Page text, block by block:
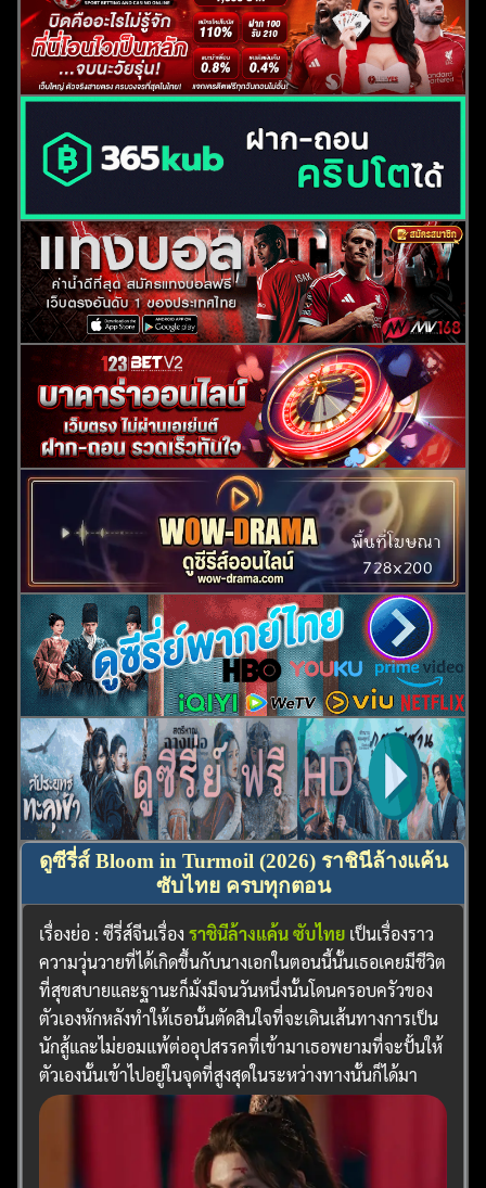
ค้นหา
สำหรับ:
ดูซีรี่ส์ Bloom in Turmoil (2026) ราชินีล้างแค้น
ซับไทย ครบทุกตอน
เรื่องย่อ : ซีรี่ส์จีนเรื่องราชินีล้างแค้น ซับไทย เป็นเรื่องราว
ความวุ่นวายที่ได้เกิดขึ้นกับนางเอกในตอนนี้นั้นเธอเคยมีชีวิต
ที่สุขสบายและฐานะก็มั่งมีจนวันหนึ่งนั้นโดนครอบครัวของ
ตัวเองหักหลังทำให้เธอนั้นตัดสินใจที่จะเดินเส้นทางการเป็น
นักสู้และไม่ยอมแพ้ต่ออุปสรรคที่เข้ามาเธอพยามที่จะปั้นให้
ตัวเองนั้นเข้าไปอยู่ในจุดที่สูงสุดในระหว่างทางนั้นก็ได้มา